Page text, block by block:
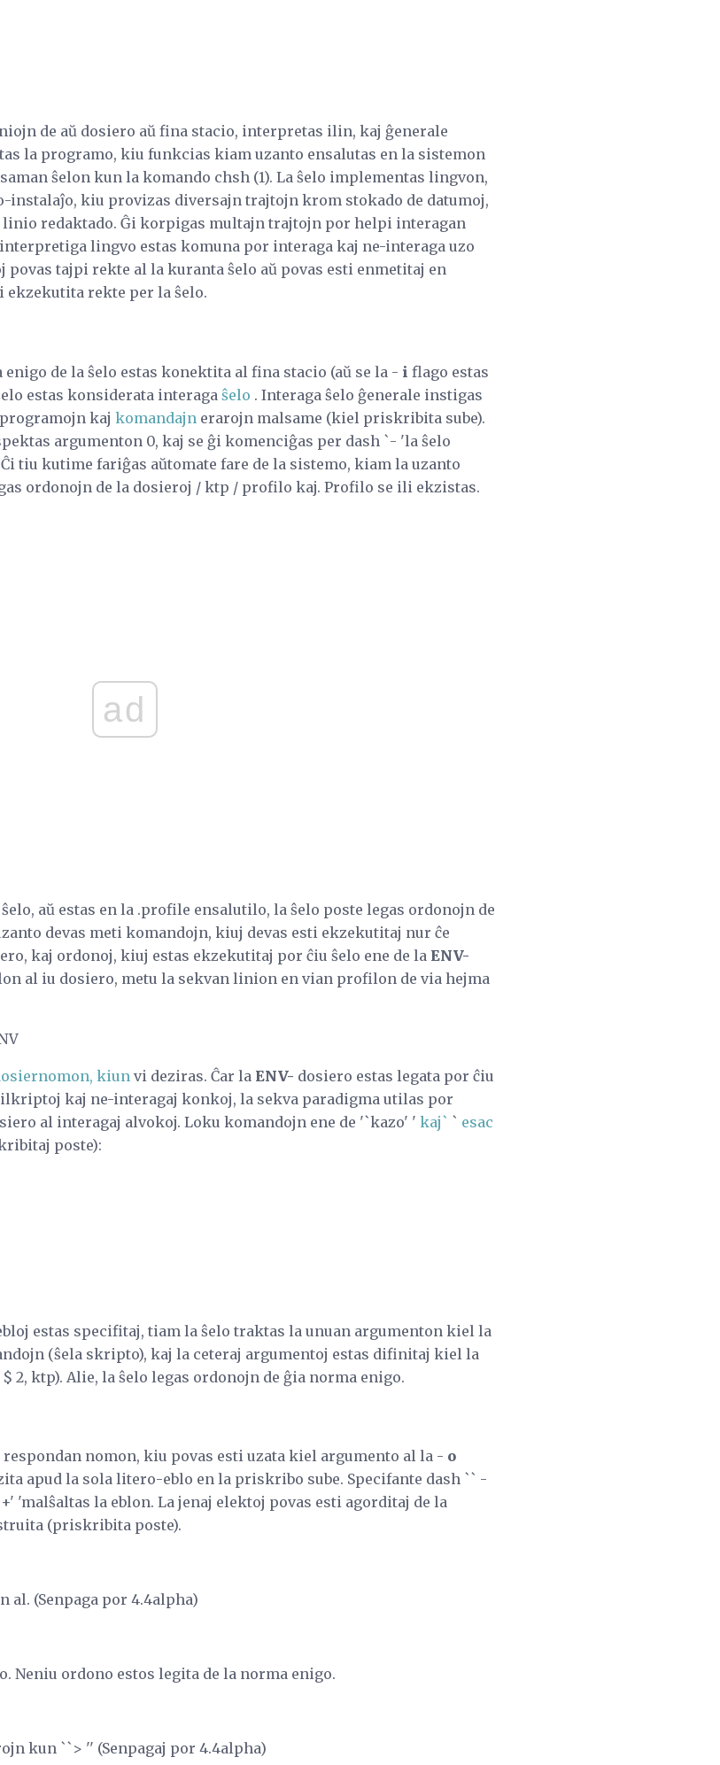
de aŭ dosiero aŭ fina stacio, interpretas ilin, kaj ĝenerale
la programo, kiu funkcias kiam uzanto ensalutas en la sistemon
ŝelon kun la komando chsh (1). La ŝelo implementas lingvon,
instalaĵo, kiu provizas diversajn trajtojn krom stokado de datumoj,
redaktado. Ĝi korpigas multajn trajtojn por helpi interagan
lingvo estas komuna por interaga kaj ne-interaga uzo
tajpi rekte al la kuranta ŝelo aŭ povas esti enmetitaj en
ekzekutita rekte per la ŝelo.
de la ŝelo estas konektita al fina stacio (aŭ se la - i flago estas
estas konsiderata interaga ŝelo . Interaga ŝelo ĝenerale instigas
kaj komandajn erarojn malsame (kiel priskribita sube).
argumenton 0, kaj se ĝi komenciĝas per dash `- 'la ŝelo
tiu kutime fariĝas aŭtomate fare de la sistemo, kiam la uzanto
ordonojn de la dosieroj / ktp / profilo kaj. Profilo se ili ekzistas.
ad
aŭ estas en la .profile ensalutilo, la ŝelo poste legas ordonojn de
devas meti komandojn, kiuj devas esti ekzekutitaj nur ĉe
kaj ordonoj, kiuj estas ekzekutitaj por ĉiu ŝelo ene de la ENV-
al iu dosiero, metu la sekvan linion en vian profilon de via hejma
kiun vi deziras. Ĉar la ENV- dosiero estas legata por ĉiu
kaj ne-interagaj konkoj, la sekva paradigma utilas por
al interagaj alvokoj. Loku komandojn ene de '`kazo' ' kaj` ` esac
poste):
estas specifitaj, tiam la ŝelo traktas la unuan argumenton kiel la
(ŝela skripto), kaj la ceteraj argumentoj estas difinitaj kiel la
2, ktp). Alie, la ŝelo legas ordonojn de ĝia norma enigo.
nomon, kiu povas esti uzata kiel argumento al la - o
apud la sola litero-eblo en la priskribo sube. Specifante dash `` -
'malŝaltas la eblon. La jenaj elektoj povas esti agorditaj de la
(priskribita poste).
(Senpaga por 4.4alpha)
Neniu ordono estos legita de la norma enigo.
kun ``> '' (Senpagaj por 4.4alpha)